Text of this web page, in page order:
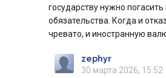
государству нужно
обязательства. Когда и
чревато, и иностранную
zephyr
30 марта 2026, 15:52